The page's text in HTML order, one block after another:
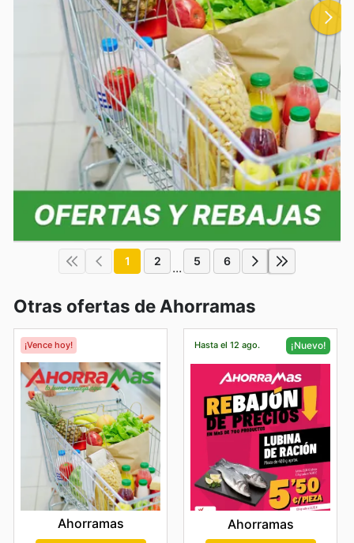
1 2 ... 5 6
Otras ofertas de Ahorramas
¡Vence hoy!
Ahorramas
Hasta el 12 ago. ¡Nuevo!
Ahorramas